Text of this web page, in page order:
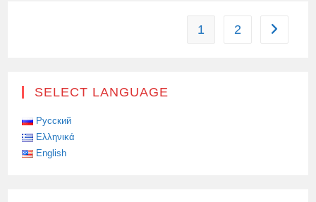
1 2 Перейти
SELECT LANGUAGE
Русский
Ελληνικά
English